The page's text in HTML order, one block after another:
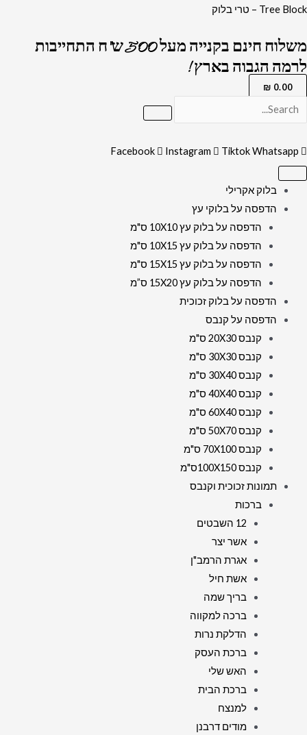
דילוג
Tree Block – טרי בלוק
משלוח חינם בקנייה מעל 500 ש"ח התחייבות
לרמה הגבוה בארץ !
0.00
₪
Facebook Instagram TiktokWhatsapp
בלוק אקרילי
הדפסה על בלוקי עץ
הדפסה על בלוק עץ 10X10 ס"מ
הדפסה על בלוק עץ 10X15 ס"מ
הדפסה על בלוק עץ 15X15 ס"מ
הדפסה על בלוק עץ 15X20 ס”מ
הדפסה על בלוק זכוכית
הדפסה על קנבס
קנבס 20X30 ס"מ
קנבס 30X30 ס"מ
קנבס 30X40 ס"מ
קנבס 40X40 ס"מ
קנבס 60X40 ס"מ
קנבס 50X70 ס"מ
קנבס 70X100 ס"מ
קנבס 100X150ס"מ
תמונות זכוכית וקנבס
ברכות
12 השבטים
אשר יצר
אגרת הרמב"ן
אשת חיל
בריך שמה
ברכה למקווה
הדלקת נרות
ברכת העסק
האש שלי
ברכת הבית
למנצח
מודים דרבנן
כמות
2659
–
תמונה
של
שלי
קנבס
זכוכית